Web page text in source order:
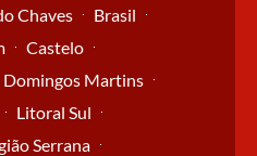
Chaves
Brasil
Castelo
Domingos Martins
Litoral Sul
Serrana